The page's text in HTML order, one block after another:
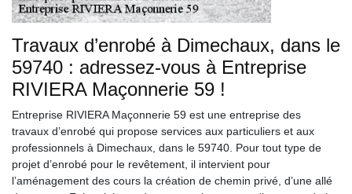
Travaux d’enrobé à Dimechaux, dans le
59740 : adressez-vous à Entreprise
RIVIERA Maçonnerie 59 !
Entreprise RIVIERA Maçonnerie 59 est une entreprise des
travaux d’enrobé qui propose services aux particuliers et aux
professionnels à Dimechaux, dans le 59740. Pour tout type de
projet d’enrobé pour le revêtement, il intervient pour
l’aménagement des cours la création de chemin privé, d’une allé